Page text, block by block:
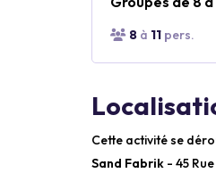
8 à 11 pers.
Cette activité se
Sand Fabrik - 45